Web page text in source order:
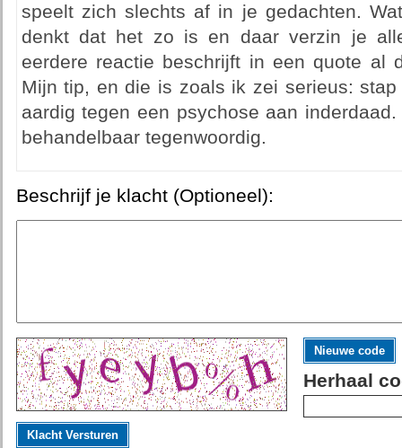
speelt zich slechts af in je gedachten.
denkt dat het zo is en daar verzin je
eerdere reactie beschrijft in een quote al
Mijn tip, en die is zoals ik zei serieus:
aardig tegen een psychose aan
behandelbaar tegenwoordig.
Beschrijf je klacht (Optioneel):
Nieuwe code
Herhaal
Klacht Versturen